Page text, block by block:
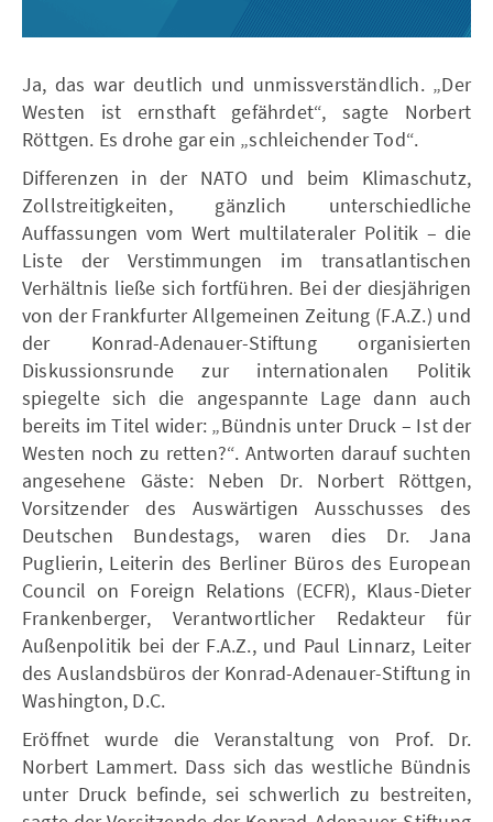
Ja, das war deutlich und unmissverständlich. „Der
Westen ist ernsthaft gefährdet“, sagte Norbert
Röttgen. Es drohe gar ein „schleichender Tod“.
Differenzen in der NATO und beim Klimaschutz,
Zollstreitigkeiten, gänzlich unterschiedliche
Auffassungen vom Wert multilateraler Politik – die
Liste der Verstimmungen im transatlantischen
Verhältnis ließe sich fortführen. Bei der diesjährigen
von der Frankfurter Allgemeinen Zeitung (F.A.Z.) und
der Konrad-Adenauer-Stiftung organisierten
Diskussionsrunde zur internationalen Politik
spiegelte sich die angespannte Lage dann auch
bereits im Titel wider: „Bündnis unter Druck – Ist der
Westen noch zu retten?“. Antworten darauf suchten
angesehene Gäste: Neben Dr. Norbert Röttgen,
Vorsitzender des Auswärtigen Ausschusses des
Deutschen Bundestags, waren dies Dr. Jana
Puglierin, Leiterin des Berliner Büros des European
Council on Foreign Relations (ECFR), Klaus-Dieter
Frankenberger, Verantwortlicher Redakteur für
Außenpolitik bei der F.A.Z., und Paul Linnarz, Leiter
des Auslandsbüros der Konrad-Adenauer-Stiftung in
Washington, D.C.
Eröffnet wurde die Veranstaltung von Prof. Dr.
Norbert Lammert. Dass sich das westliche Bündnis
unter Druck befinde, sei schwerlich zu bestreiten,